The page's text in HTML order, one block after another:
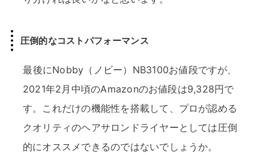
圧倒的なコストパフォーマンス
最後にNobby（ノビー）NB3100お値段ですが、
2021年2月中頃のAmazonのお値段は9,328円で
す。これだけの機能性を搭載して、プロが認める
クオリティのヘアサロンドライヤーとしては圧倒
的にオススメできるのではないでしょうか。